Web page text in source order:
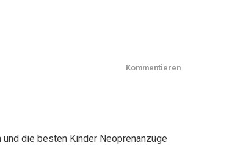
Kommentieren
die besten Kinder Neoprenanzüge